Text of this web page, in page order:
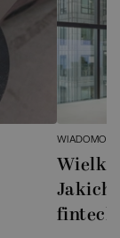
Jakich